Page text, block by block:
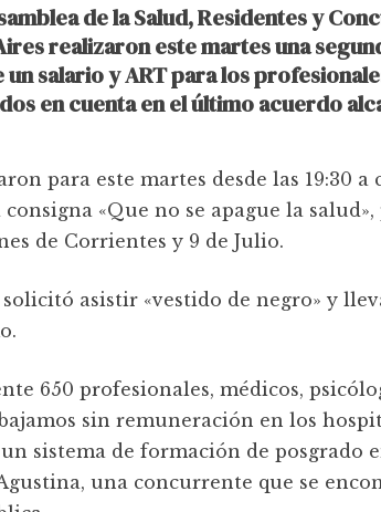
de la Salud, Residentes y
realizaron este martes una
salario y ART para los
en cuenta en el último acuerdo
para este martes desde las 19:30 a
«Que no se apague la
de Corrientes y 9 de Julio.
asistir «vestido de negro» y
650 profesionales, médicos,
sin remuneración en los
sistema de formación de posgrado
una concurrente que se